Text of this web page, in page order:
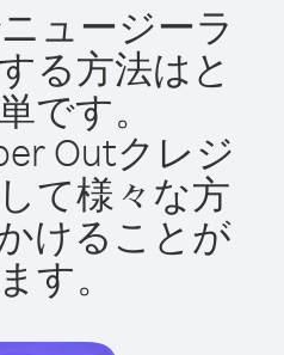
ュージーラ
る方法はと
です。
Outクレジ
て様々な方
けることが
す。